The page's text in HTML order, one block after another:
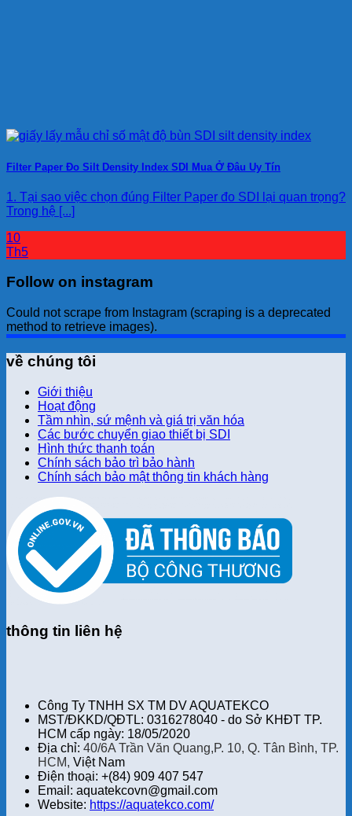
Filter Paper Đo Silt Density Index SDI Mua Ở Đâu Uy Tín
1. Tại sao việc chọn đúng Filter Paper đo SDI lại quan trọng?
Trong hệ [...]
10
Th5
Follow on instagram
Could not scrape from Instagram (scraping is a deprecated
method to retrieve images).
về chúng tôi
Giới thiệu
Hoạt động
Tầm nhìn, sứ mệnh và giá trị văn hóa
Các bước chuyển giao thiết bị SDI
Hình thức thanh toán
Chính sách bảo trì bảo hành
Chính sách bảo mật thông tin khách hàng
thông tin liên hệ
Công Ty TNHH SX TM DV AQUATEKCO
MST/ĐKKD/QĐTL: 0316278040 - do Sở KHĐT TP.
HCM cấp ngày: 18/05/2020
Địa chỉ: 40/6A Trần Văn Quang,P. 10, Q. Tân Bình, TP.
HCM, Việt Nam
Điện thoại: +(84) 909 407 547
Email: aquatekcovn@gmail.com
Website: https://aquatekco.com/